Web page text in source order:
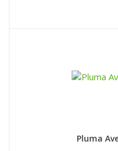
Pluma